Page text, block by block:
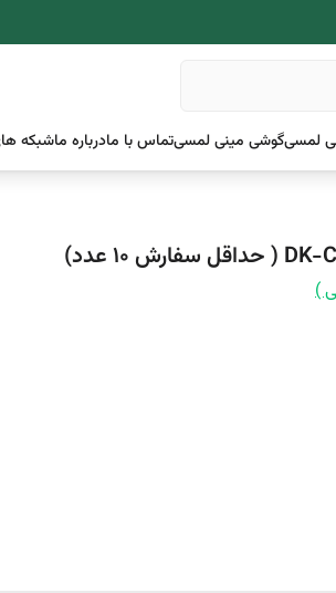
لمسیگوشی مینی لمسیتماس با مادرباره ماشبکه
)